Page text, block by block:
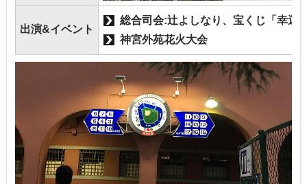
出演&イベント
総合司会:辻よしなり、宝くじ「幸運
神宮外苑花火大会